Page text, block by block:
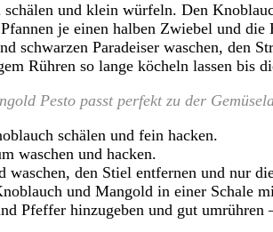
und klein würfeln. Den
je einen halben Zwiebel und
schwarzen Paradeiser waschen, den
Rühren so lange köcheln lassen bis
Pesto passt perfekt zu der
schälen und fein hacken.
waschen und hacken.
waschen, den Stiel entfernen und nur
und Mangold in einer Schale
Pfeffer hinzugeben und gut umrühren